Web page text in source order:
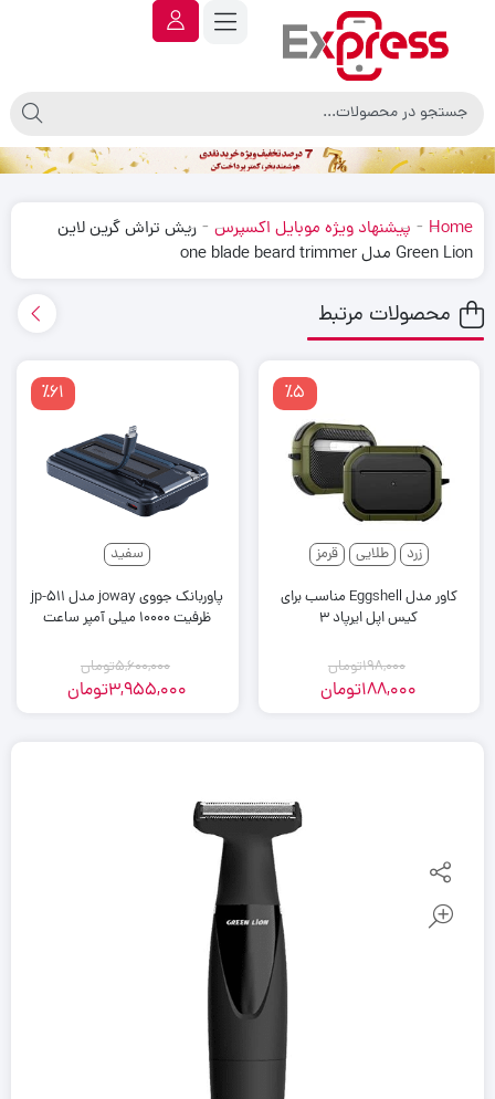
Home
- پیشنهاد ویژه موبایل اکسپرس - ریش تراش گرین لاین
Green Lion مدل one blade beard trimmer
محصولات مرتبط
زرد طلایی قرمز
٪5
کاور مدل Eggshell مناسب برای
کیس اپل ایرپاد 3
198,000تومان
188,000تومان
سفید
٪61
پاوربانک جووی joway مدل jp-511
ظرفیت 10000 میلی آمپر ساعت
5,600,000تومان
3,955,000تومان